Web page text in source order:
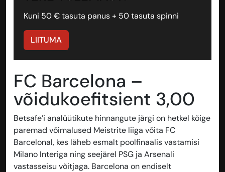
Kuni 50 € tasuta panus + 50 tasuta spinni
LIITUMA
FC Barcelona –
võidukoefitsient 3,00
Betsafe’i analüütikute hinnangute järgi on hetkel kõige
paremad võimalused Meistrite liiga võita FC
Barcelonal, kes läheb esmalt poolfinaalis vastamisi
Milano Interiga ning seejärel PSG ja Arsenali
vastasseisu võitjaga. Barcelona on endiselt